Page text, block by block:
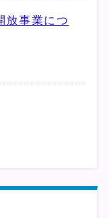
放事業につ